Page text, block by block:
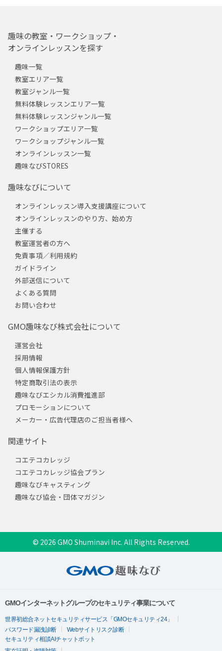
趣味の教室・ワークショップ・
オンラインレッスンを探す
趣味一覧
教室エリア一覧
教室ジャンル一覧
無料体験レッスンエリア一覧
無料体験レッスンジャンル一覧
ワークショップエリア一覧
ワークショップジャンル一覧
オンラインレッスン一覧
趣味なびSTORES
趣味なびについて
オンラインレッスン導入支援講座について
オンラインレッスンのやり方、始め方
主催する
教室運営者の方へ
免責事項／利用規約
ガイドライン
外部送信について
よくある質問
お問い合わせ
GMO趣味なび株式会社について
運営会社
採用情報
個人情報保護方針
特定商取引法の表示
趣味なびエシカル消費推進部
プロモーションについて
メーカー・広告代理店のご担当者様へ
関連サイト
コエテコカレッジ
コエテコカレッジ協会プラン
趣味なびキャスティング
趣味なび協会・団体マガジン
© 2026 GMO Shuminavi Inc. All Rights Reserved.